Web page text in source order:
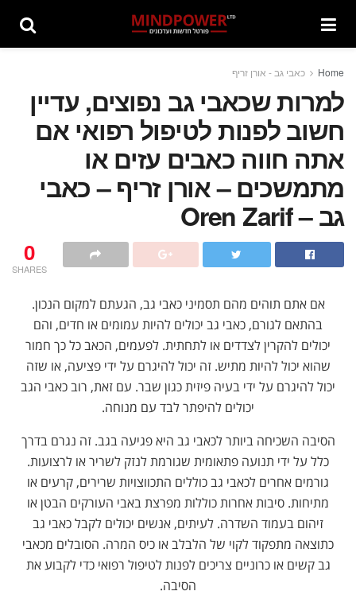
Home כאבי גב - אורן זריף
למרות שכאבי גב נפוצים, עדיין
חשוב לפנות לטיפול רפואי אם
אתה חווה כאבים עזים או
מתמשכים – אורן זריף – כאבי
גב – Oren Zarif
0
SHARES
אם אתם תוהים מהם תסמיני כאבי גב, הגעתם למקום הנכון.
בהתאם לגורם, כאבי גב יכולים להיות עמומים או חדים, והם
יכולים להקרין לצדדים או לתחתית. לפעמים, הכאב כל כך חמור
שהוא יכול להיות מתיש. זה יכול להיגרם על ידי פציעה, או שזה
יכול להיגרם על ידי בעיה פיזית כגון שבר. עם זאת, רוב כאבי הגב
יכולים להיפתר לבד עם מנוחה.
הסיבה השכיחה ביותר לכאבי גב היא פגיעה בגב. זה נגרם בדרך
כלל על ידי תנועה פתאומית שגורמת לנזק לשריר או לרצועות.
גורמים אחרים לכאבי גב כוללים התכווצויות שרירים, קרעים או
מתיחות. סיבות אחרות כוללות מפרצת באבי העורקים הבטן או
זיהום בעמוד השדרה. לעיתים, אנשים יכולים לקבל כאבי גב
כתוצאה מתפקוד לקוי של הלבלב או כיס המרה. הסובלים מכאבי
גב קשים או כרוניים צריכים לפנות לטיפול רפואי כדי לקבוע את
הסיבה.